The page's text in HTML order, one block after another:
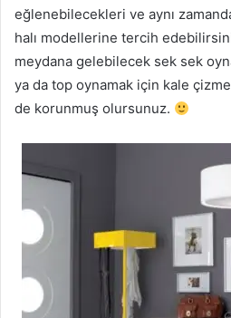
eğlenebilecekleri ve aynı
halı modellerine tercih
meydana gelebilecek sek sek
ya da top oynamak için kale
de korunmuş olursunuz.